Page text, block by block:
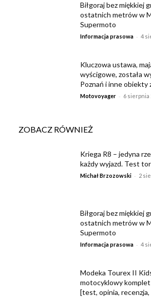
Biłgoraj bez miękkiej
ostatnich metrów w
Supermoto
Informacja prasowa - 4
Kluczowa ustawa,
wyścigowe, została
Poznań i inne obiekty
Motovoyager - 6 sierpnia
ZOBACZ RÓWNIEŻ
Kriega R8 – jedyna
każdy wyjazd. Test
Michał Brzozowski - 2
Biłgoraj bez miękkiej
ostatnich metrów w
Supermoto
Informacja prasowa - 4
Modeka Tourex II
motocyklowy komplet
[test, opinia, recenzja,